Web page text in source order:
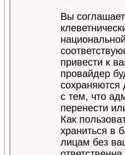
Вы
привести к
провайдер
сохраняются
с тем, что
перенести
Как
храниться в
лицам без